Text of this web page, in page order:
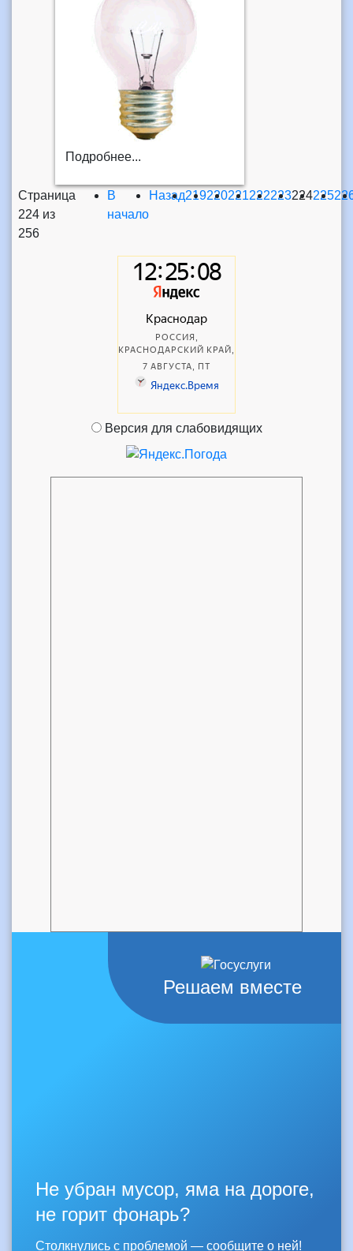
Подробнее...
Страница
224 из
256
В
начало
Назад219220221222223224225
Версия для слабовидящих
Решаем вместе
Не убран мусор, яма на дороге,
не горит фонарь?
Столкнулись с проблемой — сообщите о ней!